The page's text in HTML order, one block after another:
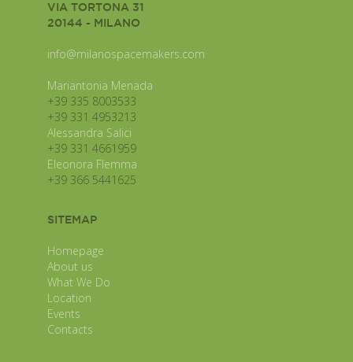
VIA TORTONA 31
20144 - MILANO
info@milanospacemakers.com
Mariantonia Menada
+39 335 8003533
+39 331 4953213
Alessandra Salici
+39 331 4661959
Eleonora Flemma
+39 366 5441625
SITEMAP
Homepage
About us
What We Do
Location
Events
Contacts